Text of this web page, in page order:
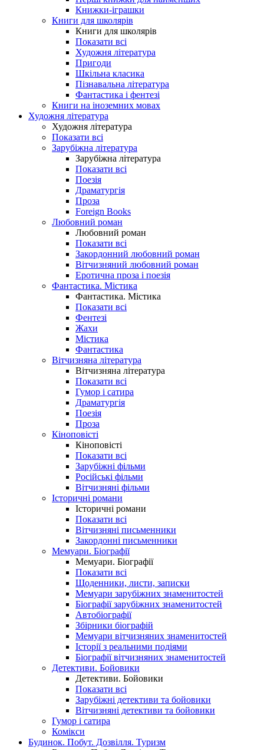
Книжки-іграшки
Книги для школярів
Книги для школярів
Показати всі
Художня література
Пригоди
Шкільна класика
Пізнавальна література
Фантастика і фентезі
Книги на іноземних мовах
Художня література
Художня література
Показати всі
Зарубіжна література
Зарубіжна література
Показати всі
Поезія
Драматургія
Проза
Foreign Books
Любовний роман
Любовний роман
Показати всі
Закордонний любовний роман
Вітчизняний любовний роман
Еротична проза і поезія
Фантастика. Містика
Фантастика. Містика
Показати всі
Фентезі
Жахи
Містика
Фантастика
Вітчизняна література
Вітчизняна література
Показати всі
Гумор і сатира
Драматургія
Поезія
Проза
Кіноповісті
Кіноповісті
Показати всі
Зарубіжні фільми
Російські фільми
Вітчизняні фільми
Історичні романи
Історичні романи
Показати всі
Вітчизняні письменники
Закордонні письменники
Мемуари. Біографії
Мемуари. Біографії
Показати всі
Щоденники, листи, записки
Мемуари зарубіжних знаменитостей
Біографії зарубіжних знаменитостей
Автобіографії
Збірники біографій
Мемуари вітчизняних знаменитостей
Історії з реальними подіями
Біографії вітчизняних знаменитостей
Детективи. Бойовики
Детективи. Бойовики
Показати всі
Зарубіжні детективи та бойовики
Вітчизняні детективи та бойовики
Гумор і сатира
Комікси
Будинок. Побут. Дозвілля. Туризм